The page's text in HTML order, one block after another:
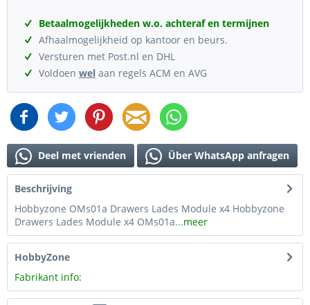
Betaalmogelijkheden w.o. achteraf en termijnen
Afhaalmogelijkheid op kantoor en beurs.
Versturen met Post.nl en DHL
Voldoen wel aan regels ACM en AVG
Deel met vrienden Über WhatsApp anfragen
Beschrijving
Hobbyzone OMs01a Drawers Lades Module x4 Hobbyzone
Drawers Lades Module x4 OMs01a...meer
HobbyZone
Fabrikant info: